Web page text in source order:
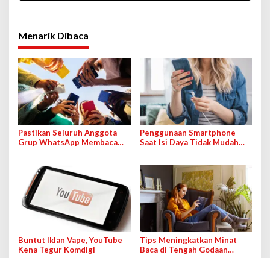
Menarik Dibaca
Pastikan Seluruh Anggota
Grup WhatsApp Membaca
Penggunaan Smartphone
Saat Isi Daya Tidak Mudah
Buntut Iklan Vape, YouTube
Kena Tegur Komdigi
Tips Meningkatkan Minat
Baca di Tengah Godaan